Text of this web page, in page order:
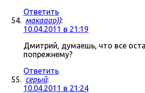
Ответить
макааар)):
10.04.2011 в 21:19
Дмитрий, думаешь, что все
попрежнему?
Ответить
серый:
10.04.2011 в 21:24